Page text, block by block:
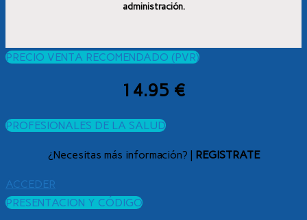
administración.
PRECIO VENTA RECOMENDADO (PVR)
14.95 €
PROFESIONALES DE LA SALUD
¿Necesitas más información? | REGISTRATE
ACCEDER
PRESENTACION Y CÓDIGO